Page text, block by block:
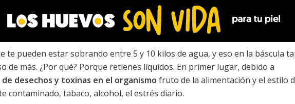
te pueden estar sobrando entre 5 y 10 kilos de agua, y eso en la báscula
de más. ¿Por qué? Porque retienes líquidos. En primer lugar, debido a
de desechos y toxinas en el organismo fruto de la alimentación y el estilo
contaminado, tabaco, alcohol, el estrés diario.